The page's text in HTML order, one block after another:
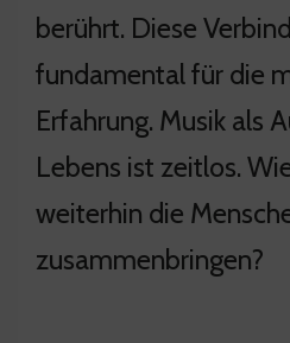
berührt. Diese
fundamental für die
Erfahrung. Musik als
Lebens ist zeitlos.
weiterhin die
zusammenbringen?